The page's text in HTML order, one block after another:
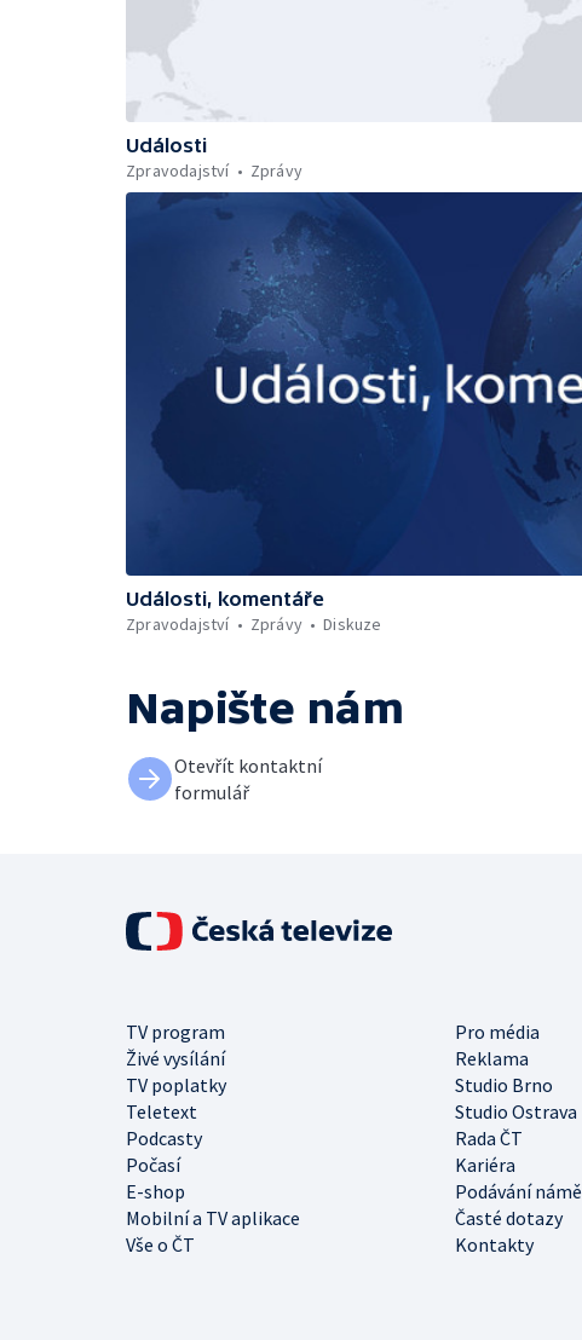
Události
Zpravodajství
Zprávy
Události, komentáře
Zpravodajství
Zprávy Diskuze
Napište nám
Otevřít kontaktní
formulář
TV program
Pro média
Živé vysílání
Reklama
TV poplatky
Studio Brno
Teletext
Studio Ostrava
Podcasty
Rada ČT
Počasí
Kariéra
E-shop
Podávání
Mobilní a TV aplikace
Časté dotazy
Vše o ČT
Kontakty